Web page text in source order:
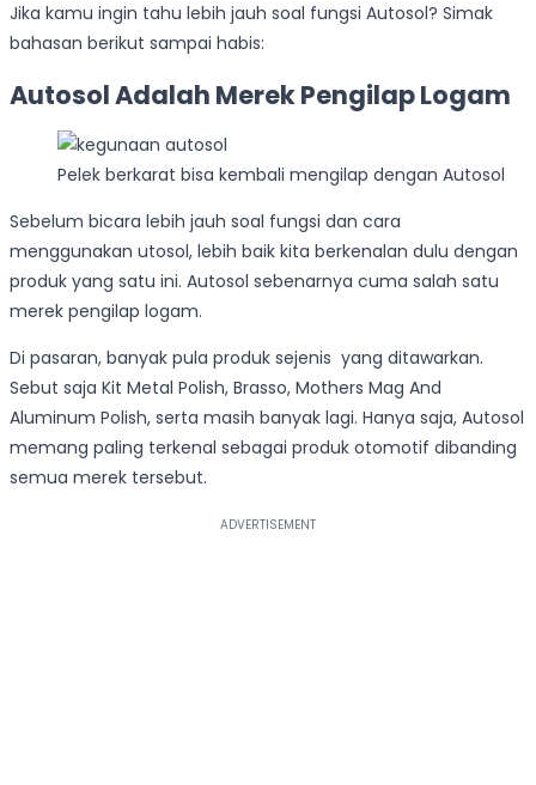
Jika kamu ingin tahu lebih jauh soal fungsi Autosol? Simak
bahasan berikut sampai habis:
Autosol Adalah Merek Pengilap Logam
Pelek berkarat bisa kembali mengilap dengan Autosol
Sebelum bicara lebih jauh soal fungsi dan cara
menggunakan utosol, lebih baik kita berkenalan dulu dengan
produk yang satu ini. Autosol sebenarnya cuma salah satu
merek pengilap logam.
Di pasaran, banyak pula produk sejenis yang ditawarkan.
Sebut saja Kit Metal Polish, Brasso, Mothers Mag And
Aluminum Polish, serta masih banyak lagi. Hanya saja, Autosol
memang paling terkenal sebagai produk otomotif dibanding
semua merek tersebut.